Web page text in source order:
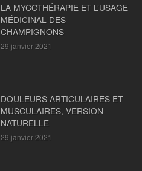
LA MYCOTHÉRAPIE ET L’USAGE
MÉDICINAL DES
CHAMPIGNONS
29 janvier 2021
DOULEURS ARTICULAIRES ET
MUSCULAIRES, VERSION
NATURELLE
29 janvier 2021